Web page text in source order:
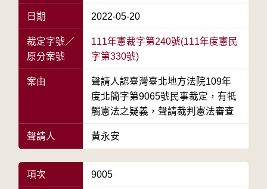
日期 2022-05-20
裁定字號／
原分案號
111年憲裁字第240號(111年度憲民
字第330號)
案由
聲請人認臺灣臺北地方法院109年
度北簡字第9065號民事裁定，有牴
觸憲法之疑義，聲請裁判憲法審查
聲請人 黃永安
項次 9005